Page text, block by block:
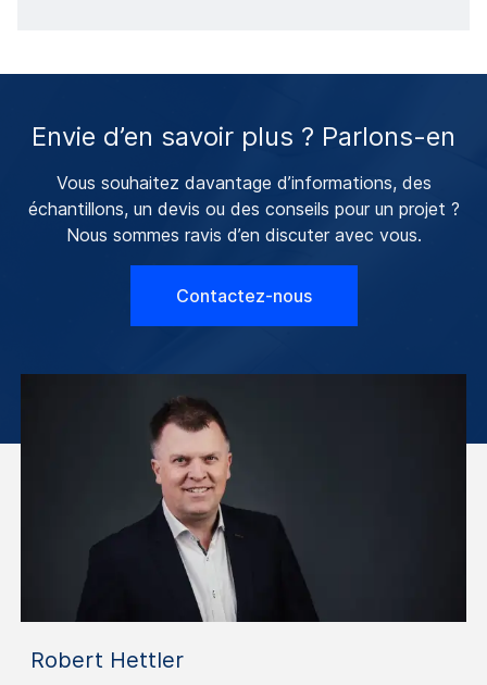
Envie d’en savoir plus ? Parlons-en
Vous souhaitez davantage d’informations, des
échantillons, un devis ou des conseils pour un projet ?
Nous sommes ravis d’en discuter avec vous.
Contactez-nous
Robert Hettler